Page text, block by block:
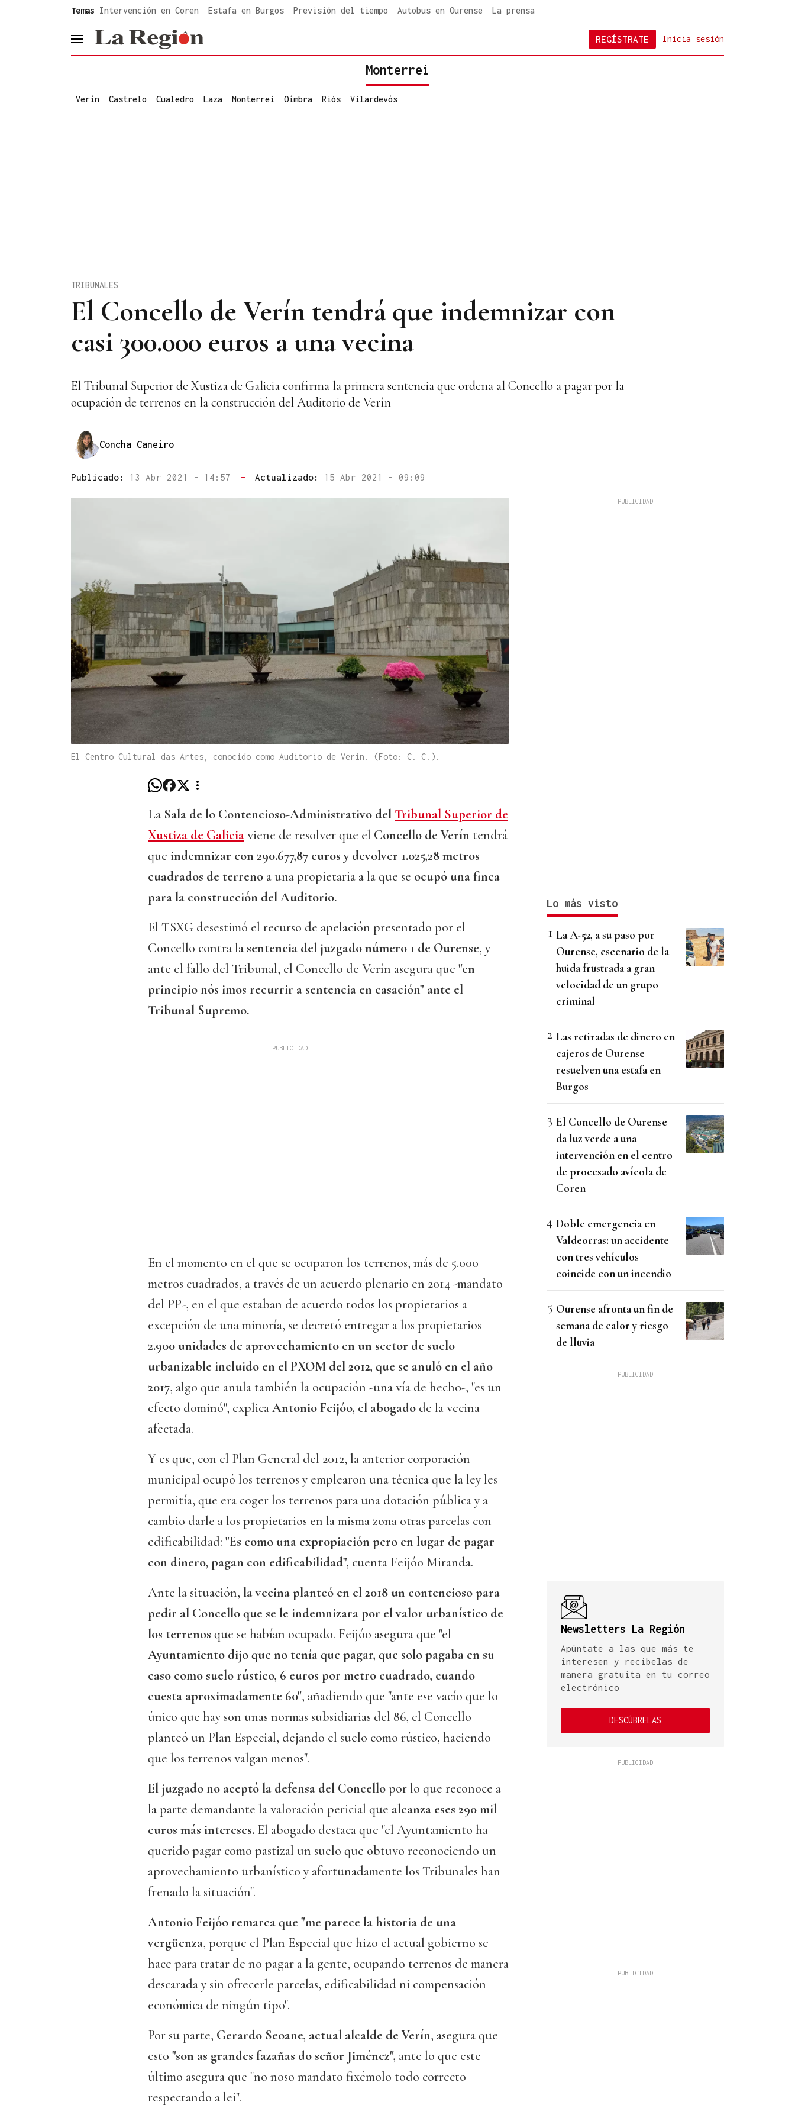
Temas Intervención en Coren Estafa en Burgos Previsión del tiempo Autobus en Ourense La prensa
header.menu.open Inicia sesión
REGÍSTRATE
Monterrei
Verín Castrelo Cualedro Laza Monterrei Oímbra Riós Vilardevós
El Concello de Verín tendrá que indemnizar con
casi 300.000 euros a una vecina
TRIBUNALES
El Tribunal Superior de Xustiza de Galicia confirma la primera sentencia que ordena al Concello a pagar por la
ocupación de terrenos en la construcción del Auditorio de Verín
Concha Caneiro
Publicado: 13 Abr 2021 - 14:57 — Actualizado: 15 Abr 2021 - 09:09
El Centro Cultural das Artes, conocido como Auditorio de Verín. (Foto: C. C.).
La Sala de lo Contencioso-Administrativo del Tribunal Superior de
Xustiza de Galiciaviene de resolver que el Concello de Verín tendrá
que indemnizar con 290.677,87 euros y devolver 1.025,28 metros
cuadrados de terreno a una propietaria a la que se ocupó una finca
para la construcción del Auditorio.
El TSXG desestimó el recurso de apelación presentado por el
Concello contra la sentencia del juzgado número 1 de Ourense, y
ante el fallo del Tribunal, el Concello de Verín asegura que "en
principio nós imos recurrir a sentencia en casación" ante el
Tribunal Supremo.
En el momento en el que se ocuparon los terrenos, más de 5.000
metros cuadrados, a través de un acuerdo plenario en 2014 -mandato
del PP-, en el que estaban de acuerdo todos los propietarios a
excepción de una minoría, se decretó entregar a los propietarios
2.900 unidades de aprovechamiento en un sector de suelo
urbanizable incluido en el PXOM del 2012, que se anuló en el año
2017, algo que anula también la ocupación -una vía de hecho-, "es un
efecto dominó", explicaAntonio Feijóo, el abogado de la vecina
afectada.
Y es que, con el Plan General del 2012, la anterior corporación
municipal ocupó los terrenos y emplearon una técnica que la ley les
permitía, que era coger los terrenos para una dotación pública y a
cambio darle a los propietarios en la misma zona otras parcelas con
edificabilidad: "Es como una expropiación pero en lugar de pagar
con dinero, pagan con edificabilidad", cuenta Feijóo Miranda.
Ante la situación, la vecina planteó en el 2018 un contencioso para
pedir al Concello que se le indemnizara por el valor urbanístico de
los terrenos que se habían ocupado. Feijóo asegura que "el
Ayuntamiento dijo que no tenía que pagar, que solo pagaba en su
caso como suelo rústico, 6 euros por metro cuadrado, cuando
cuesta aproximadamente 60", añadiendo que "ante ese vacío que lo
único que hay son unas normas subsidiarias del 86, el Concello
planteó un Plan Especial, dejando el suelo como rústico, haciendo
que los terrenos valgan menos".
El juzgado no aceptó la defensa del Concellopor lo que reconoce a
la parte demandante la valoración pericial que alcanza eses 290 mil
euros más intereses. El abogado destaca que "el Ayuntamiento ha
querido pagar como pastizal un suelo que obtuvo reconociendo un
aprovechamiento urbanístico y afortunadamente los Tribunales han
frenado la situación".
Antonio Feijóo remarca que "me parece la historia de una
vergüenza, porque el Plan Especial que hizo el actual gobierno se
hace para tratar de no pagar a la gente, ocupando terrenos de manera
descarada y sin ofrecerle parcelas, edificabilidad ni compensación
económica de ningún tipo".
Por su parte, Gerardo Seoane, actual alcalde de Verín, asegura que
esto "son as grandes fazañas do señor Jiménez", ante lo que este
último asegura que "no noso mandato fixémolo todo correcto
respectando a lei".
Lo más visto
La A-52, a su paso por
Ourense, escenario de la
huida frustrada a gran
velocidad de un grupo
criminal
Las retiradas de dinero en
cajeros de Ourense
resuelven una estafa en
Burgos
El Concello de Ourense
da luz verde a una
intervención en el centro
de procesado avícola de
Coren
Doble emergencia en
Valdeorras: un accidente
con tres vehículos
coincide con un incendio
Ourense afronta un fin de
semana de calor y riesgo
de lluvia
Newsletters La Región
Apúntate a las que más te
interesen y recíbelas de
manera gratuita en tu correo
electrónico
DESCÚBRELAS